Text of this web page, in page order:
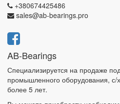
+380674425486
sales@ab-bearings.pro
AB-Bearings
Специализируется на продаже
промышленного оборудования, с/
более 5 лет.